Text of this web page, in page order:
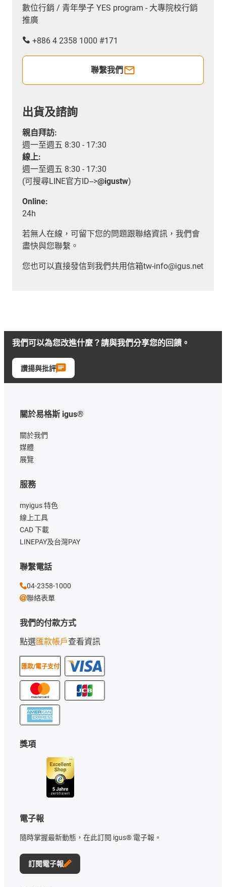
數位行銷 / 青年學子 YES program - 大專院校行銷
推廣
+886 4 2358 1000 #171
聯繫我們
出貨及諮詢
親自拜訪:
週一至週五 8:30 - 17:30
線上:
週一至週五 8:30 - 17:30
(可搜尋LINE官方ID-->@igustw)
Online:
24h
若無人在線，可留下您的問題跟聯絡資訊，我們會
盡快與您聯繫。
您也可以直接發信到我們共用信箱tw-info@igus.net
我們可以為您改進什麼？請與我們分享您的回饋。
讚揚與批評
關於易格斯 igus®
關於我們
媒體
展覽
我們的付款方式
點選匯款帳戶查看資訊
匯款/電子支付
服務
myigus 特色
線上工具
CAD 下載
LINEPAY及台灣PAY
獎項
電子報
隨時掌握最新動態，在此訂閱 igus® 電子報。
訂閱電子報
聯繫電話
04-2358-1000
聯絡表單